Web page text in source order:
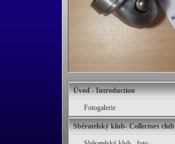
Úvod - Introduction
Fotogalerie
Sběratelský klub- Collectors club